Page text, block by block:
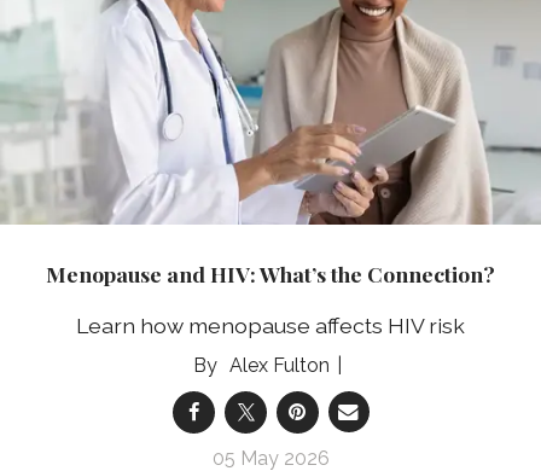
Menopause and HIV: What’s the Connection?
Learn how menopause affects HIV risk
Alex Fulton
05 May 2026